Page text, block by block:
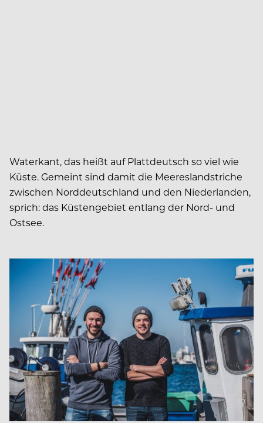
Waterkant, das heißt auf Plattdeutsch so viel wie
Küste. Gemeint sind damit die Meereslandstriche
zwischen Norddeutschland und den Niederlanden,
sprich: das Küstengebiet entlang der Nord- und
Ostsee.